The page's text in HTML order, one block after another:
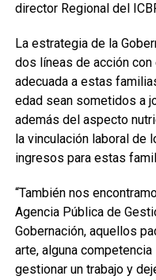
director Regional del
La estrategia de la
dos líneas de acción
adecuada a estas
edad sean sometidos a
además del aspecto
la vinculación laboral de
ingresos para estas
“También nos
Agencia Pública de
Gobernación, aquellos
arte, alguna
gestionar un trabajo y